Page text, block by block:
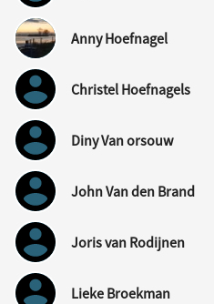
Anny Hoefnagel
Christel Hoefnagels
Diny Van orsouw
John Van den Brand
Joris van Rodijnen
Lieke Broekman